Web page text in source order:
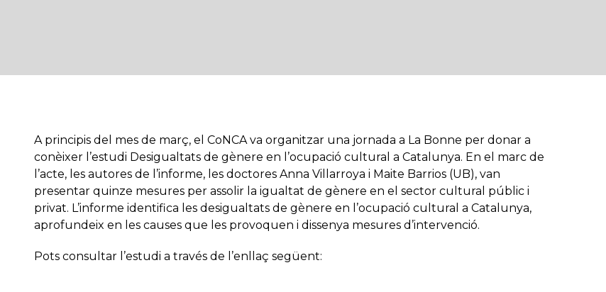
A principis del mes de març, el CoNCA va organitzar una jornada a La Bonne per donar a
conèixer l’estudi Desigualtats de gènere en l’ocupació cultural a Catalunya. En el marc de
l’acte, les autores de l’informe, les doctores Anna Villarroya i Maite Barrios (UB), van
presentar quinze mesures per assolir la igualtat de gènere en el sector cultural públic i
privat. L’informe identifica les desigualtats de gènere en l’ocupació cultural a Catalunya,
aprofundeix en les causes que les provoquen i dissenya mesures d’intervenció.
Pots consultar l’estudi a través de l’enllaç següent: